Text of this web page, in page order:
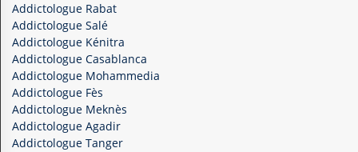
Addictologue Rabat
Addictologue Salé
Addictologue Kénitra
Addictologue Casablanca
Addictologue Mohammedia
Addictologue Fès
Addictologue Meknès
Addictologue Agadir
Addictologue Tanger